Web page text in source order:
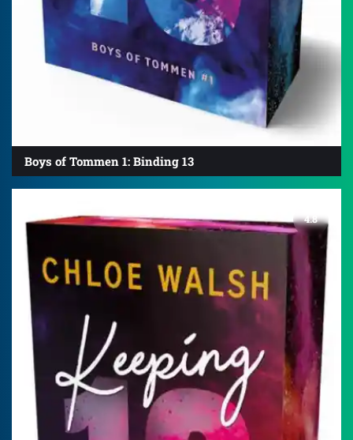
Boys of Tommen 1: Binding 13
4.8